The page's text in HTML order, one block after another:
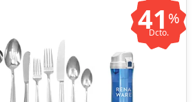
41 %
Dcto.